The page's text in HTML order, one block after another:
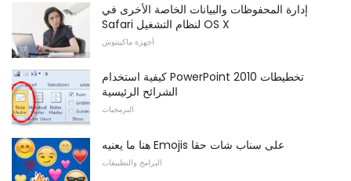
إدارة المحفوظات والبيانات الخاصة الأخرى في
Safari لنظام التشغيل OS X
أجهزة ماكينتوش
كيفية استخدام PowerPoint 2010 تخطيطات
الشرائح الرئيسية
البرمجيات
هنا ما يعنيه Emojis على سناب شات حقا
البرامج والتطبيقات